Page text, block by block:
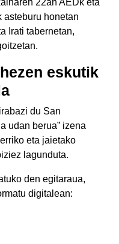
22an AEDk eta
asteburu honetan
Irati tabernetan,
eskutik
du San
udan berua” izena
eta jaietako
lagunduta.
den egitaraua,
digitalean: